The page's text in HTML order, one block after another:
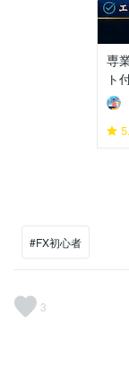
専
ト
#FX初心者
3